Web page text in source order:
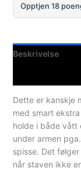
Opptjen 18
Beskrivelse
Dette er kanskje
med smart
holde i både vått
under armen
spisse. Det
når staven ikke